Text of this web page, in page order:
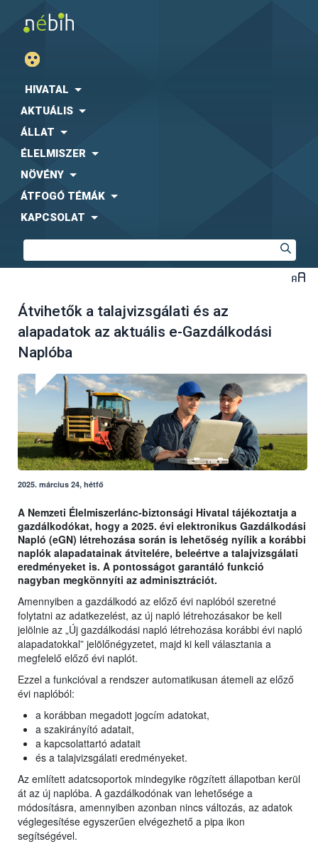
HIVATAL
AKTUÁLIS
ÁLLAT
ÉLELMISZER
NÖVÉNY
ÁTFOGÓ TÉMÁK
KAPCSOLAT
Átvihetők a talajvizsgálati és az
alapadatok az aktuális e-Gazdálkodási
Naplóba
2025. március 24, hétfő
A Nemzeti Élelmiszerlánc-biztonsági Hivatal tájékoztatja a
gazdálkodókat, hogy a 2025. évi elektronikus Gazdálkodási
Napló (eGN) létrehozása során is lehetőség nyílik a korábbi
naplók alapadatainak átvitelére, beleértve a talajvizsgálati
eredményeket is. A pontosságot garantáló funkció
nagyban megkönnyíti az adminisztrációt.
Amennyiben a gazdálkodó az előző évi naplóból szeretné
folytatni az adatkezelést, az új napló létrehozásakor be kell
jelölnie az „Új gazdálkodási napló létrehozása korábbi évi napló
alapadatokkal” jelölőnégyzetet, majd ki kell választania a
megfelelő előző évi naplót.
Ezzel a funkcióval a rendszer automatikusan átemeli az előző
évi naplóból:
a korábban megadott jogcím adatokat,
a szakirányító adatait,
a kapcsolattartó adatait
és a talajvizsgálati eredményeket.
Az említett adatcsoportok mindegyike rögzített állapotban kerül
át az új naplóba. A gazdálkodónak van lehetősége a
módosításra, amennyiben azonban nincs változás, az adatok
véglegesítése egyszerűen elvégezhető a pipa ikon
segítségével.